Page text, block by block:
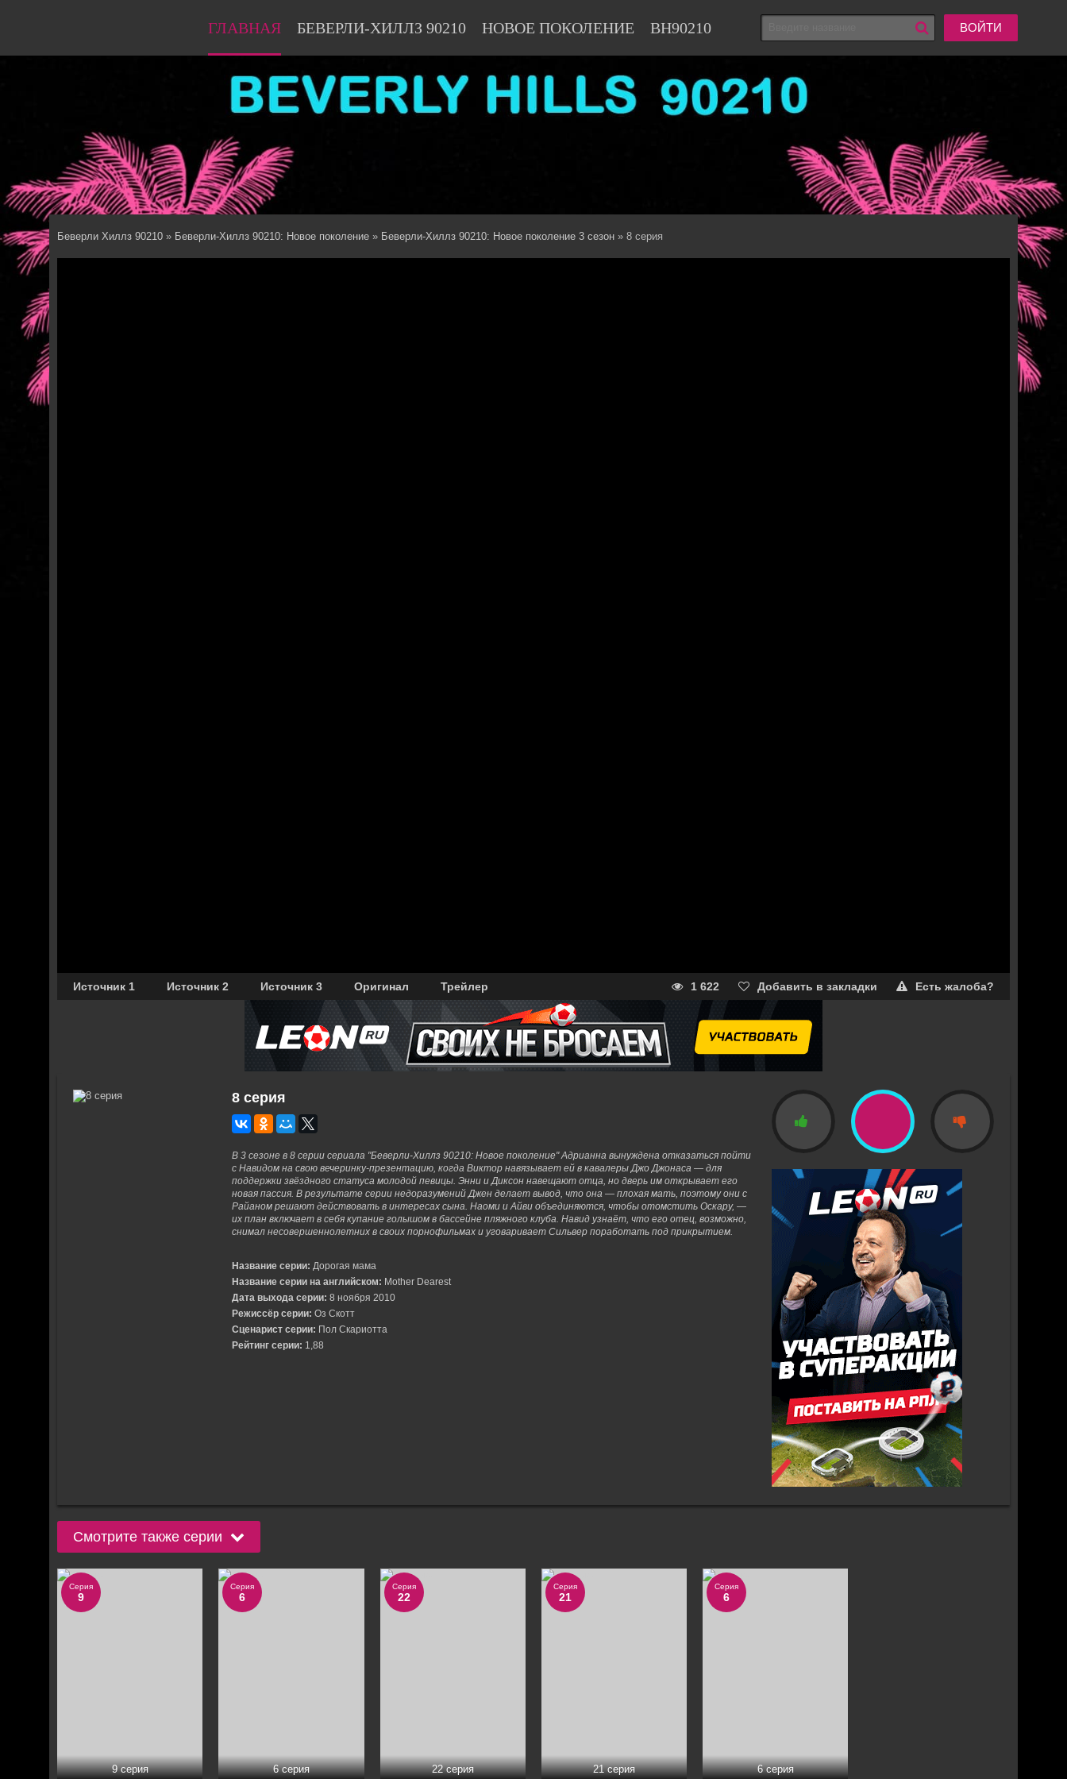
ГЛАВНАЯ БЕВЕРЛИ-ХИЛЛЗ 90210 НОВОЕ ПОКОЛЕНИЕ BH90210 ВОЙТИ
Беверли Хиллз 90210 » Беверли-Хиллз 90210: Новое поколение » Беверли-Хиллз 90210: Новое поколение 3 сезон » 8 серия
Источник 1 Источник 2 Источник 3 Оригинал Трейлер 1 622 Добавить в закладки Есть жалоба?
8 серия
В 3 сезоне в 8 серии сериала "Беверли-Хиллз 90210: Новое поколение" Адрианна вынуждена отказаться пойти
с Навидом на свою вечеринку-презентацию, когда Виктор навязывает ей в кавалеры Джо Джонаса — для
поддержки звёздного статуса молодой певицы. Энни и Диксон навещают отца, но дверь им открывает его
новая пассия. В результате серии недоразумений Джен делает вывод, что она — плохая мать, поэтому они с
Райаном решают действовать в интересах сына. Наоми и Айви объединяются, чтобы отомстить Оскару, —
их план включает в себя купание голышом в бассейне пляжного клуба. Навид узнаёт, что его отец, возможно,
снимал несовершеннолетних в своих порнофильмах и уговаривает Сильвер поработать под прикрытием.
Название серии: Дорогая мама
Название серии на английском: Mother Dearest
Дата выхода серии: 8 ноября 2010
Режиссёр серии: Оз Скотт
Сценарист серии: Пол Скариотта
Рейтинг серии: 1,88
Смотрите также серии
Серия
9
9 серия
Серия
6
6 серия
Серия
22
22 серия
Серия
21
21 серия
Серия
6
6 серия